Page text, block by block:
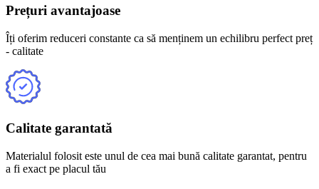
Prețuri avantajoase
Îți oferim reduceri constante ca să menținem un echilibru perfect preț
- calitate
Calitate garantată
Materialul folosit este unul de cea mai bună calitate garantat, pentru
a fi exact pe placul tău